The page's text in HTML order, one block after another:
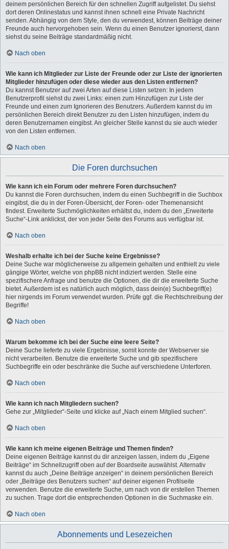
deinem persönlichen Bereich für den schnellen Zugriff aufgelistet. Du siehst
dort deren Onlinestatus und kannst ihnen schnell eine Private Nachricht
senden. Abhängig von dem Style, den du verwendest, können Beiträge deiner
Freunde auch hervorgehoben sein. Wenn du einen Benutzer ignorierst, dann
siehst du seine Beiträge standardmäßig nicht.
Nach oben
Wie kann ich Mitglieder zur Liste der Freunde oder zur Liste der ignorierten
Mitglieder hinzufügen oder diese wieder aus den Listen entfernen?
Du kannst Benutzer auf zwei Arten auf diese Listen setzen: In jedem
Benutzerprofil siehst du zwei Links: einen zum Hinzufügen zur Liste der
Freunde und einen zum Ignorieren des Benutzers. Außerdem kannst du im
persönlichen Bereich direkt Benutzer zu den Listen hinzufügen, indem du
deren Benutzernamen eingibst. An gleicher Stelle kannst du sie auch wieder
von den Listen entfernen.
Nach oben
Die Foren durchsuchen
Wie kann ich ein Forum oder mehrere Foren durchsuchen?
Du kannst die Foren durchsuchen, indem du einen Suchbegriff in die Suchbox
eingibst, die du in der Foren-Übersicht, der Foren- oder Themenansicht
findest. Erweiterte Suchmöglichkeiten erhältst du, indem du den „Erweiterte
Suche“-Link anklickst, der von jeder Seite des Forums aus verfügbar ist.
Nach oben
Weshalb erhalte ich bei der Suche keine Ergebnisse?
Deine Suche war möglicherweise zu allgemein gehalten und enthielt zu viele
gängige Wörter, welche von phpBB nicht indiziert werden. Stelle eine
spezifischere Anfrage und benutze die Optionen, die dir die erweiterte Suche
bietet. Außerdem ist es natürlich auch möglich, dass dein(e) Suchbegriff(e)
hier nirgends im Forum verwendet wurden. Prüfe ggf. die Rechtschreibung der
Begriffe!
Nach oben
Warum bekomme ich bei der Suche eine leere Seite?
Deine Suche lieferte zu viele Ergebnisse, somit konnte der Webserver sie
nicht verarbeiten. Benutze die erweiterte Suche und gib spezifischere
Suchbegriffe ein oder beschränke die Suche auf verschiedene Unterforen.
Nach oben
Wie kann ich nach Mitgliedern suchen?
Gehe zur „Mitglieder“-Seite und klicke auf „Nach einem Mitglied suchen“.
Nach oben
Wie kann ich meine eigenen Beiträge und Themen finden?
Deine eigenen Beiträge kannst du dir anzeigen lassen, indem du „Eigene
Beiträge“ im Schnellzugriff oben auf der Boardseite auswählst. Alternativ
kannst du auch „Deine Beiträge anzeigen“ in deinem persönlichen Bereich
oder „Beiträge des Benutzers suchen“ auf deiner eigenen Profilseite
verwenden. Benutze die erweiterte Suche, um nach von dir erstellen Themen
zu suchen. Trage dort die entsprechenden Optionen in die Suchmaske ein.
Nach oben
Abonnements und Lesezeichen